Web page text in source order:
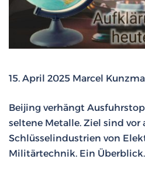
15. April 2025 Marcel
Beijing verhängt
seltene Metalle. Ziel sind vor
Schlüsselindustrien von
Militärtechnik. Ein Überblick.